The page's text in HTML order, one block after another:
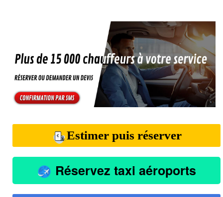
Estimer puis réserver
Réservez taxi aéroports